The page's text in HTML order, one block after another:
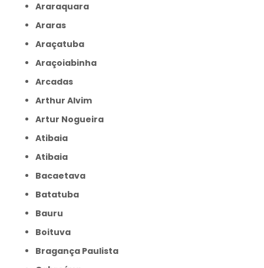
Araraquara
Araras
Araçatuba
Araçoiabinha
Arcadas
Arthur Alvim
Artur Nogueira
Atibaia
Atibaia
Bacaetava
Batatuba
Bauru
Boituva
Bragança Paulista